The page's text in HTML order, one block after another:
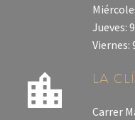
Jueves:
Viernes:
LA
Carrer